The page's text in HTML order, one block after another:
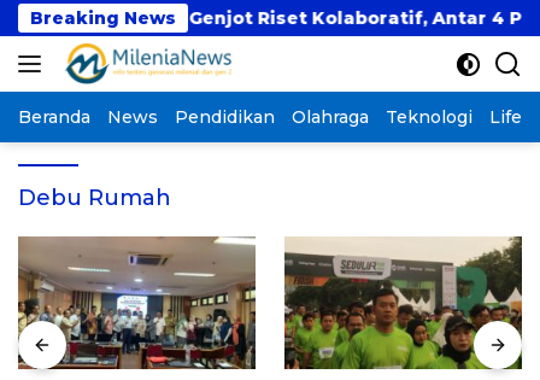
Langsung
ke
konten
Breaking News
UIN Jakarta Genjot Riset Kolaboratif, Antar 4
Beranda News Pendidikan Olahraga Teknologi
Debu Rumah